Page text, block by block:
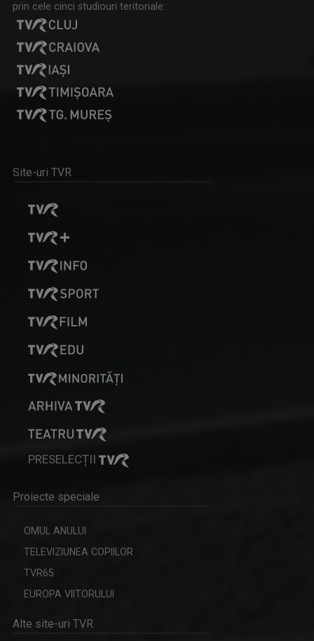
ORIGO / ORIGÓ
Reportaj care tratează sau anchetează ...
DIN ZESTREA ARDEALULUI
Emisiune folclorică
CAP DE AFIȘ
Emisiunea „Cap de afiş” revine cu un nou sezon ...
ANDRADA GŐRŐG
Sunt Andrada Gőrőg, jurnalist TV (S), în ...
IOAN CRISTIAN - ȚĂRAN
prin cele cinci studiouri teritoriale:
Site-uri TVR
PRESELECȚII
Proiecte speciale
OMUL ANULUI
TELEVIZIUNEA COPIILOR
TVR65
EUROPA VIITORULUI
Alte site-uri TVR